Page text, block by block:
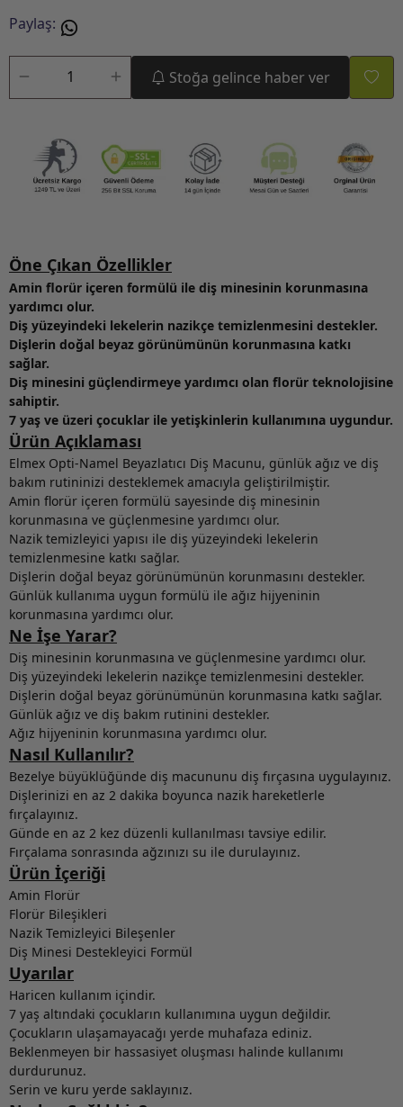
Paylaş:
Stoğa gelince haber ver
Öne Çıkan Özellikler
Amin florür içeren formülü ile diş minesinin korunmasına
yardımcı olur.
Diş yüzeyindeki lekelerin nazikçe temizlenmesini destekler.
Dişlerin doğal beyaz görünümünün korunmasına katkı
sağlar.
Diş minesini güçlendirmeye yardımcı olan florür teknolojisine
sahiptir.
7 yaş ve üzeri çocuklar ile yetişkinlerin kullanımına uygundur.
Ürün Açıklaması
Elmex Opti-Namel Beyazlatıcı Diş Macunu, günlük ağız ve diş
bakım rutininizi desteklemek amacıyla geliştirilmiştir.
Amin florür içeren formülü sayesinde diş minesinin
korunmasına ve güçlenmesine yardımcı olur.
Nazik temizleyici yapısı ile diş yüzeyindeki lekelerin
temizlenmesine katkı sağlar.
Dişlerin doğal beyaz görünümünün korunmasını destekler.
Günlük kullanıma uygun formülü ile ağız hijyeninin
korunmasına yardımcı olur.
Ne İşe Yarar?
Diş minesinin korunmasına ve güçlenmesine yardımcı olur.
Diş yüzeyindeki lekelerin nazikçe temizlenmesini destekler.
Dişlerin doğal beyaz görünümünün korunmasına katkı sağlar.
Günlük ağız ve diş bakım rutinini destekler.
Ağız hijyeninin korunmasına yardımcı olur.
Nasıl Kullanılır?
Bezelye büyüklüğünde diş macununu diş fırçasına uygulayınız.
Dişlerinizi en az 2 dakika boyunca nazik hareketlerle
fırçalayınız.
Günde en az 2 kez düzenli kullanılması tavsiye edilir.
Fırçalama sonrasında ağzınızı su ile durulayınız.
Ürün İçeriği
Amin Florür
Florür Bileşikleri
Nazik Temizleyici Bileşenler
Diş Minesi Destekleyici Formül
Uyarılar
Haricen kullanım içindir.
7 yaş altındaki çocukların kullanımına uygun değildir.
Çocukların ulaşamayacağı yerde muhafaza ediniz.
Beklenmeyen bir hassasiyet oluşması halinde kullanımı
durdurunuz.
Serin ve kuru yerde saklayınız.